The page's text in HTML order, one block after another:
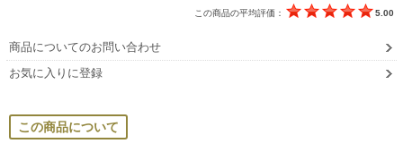
この商品の平均評価： 5.00
商品についてのお問い合わせ
お気に入りに登録
この商品について